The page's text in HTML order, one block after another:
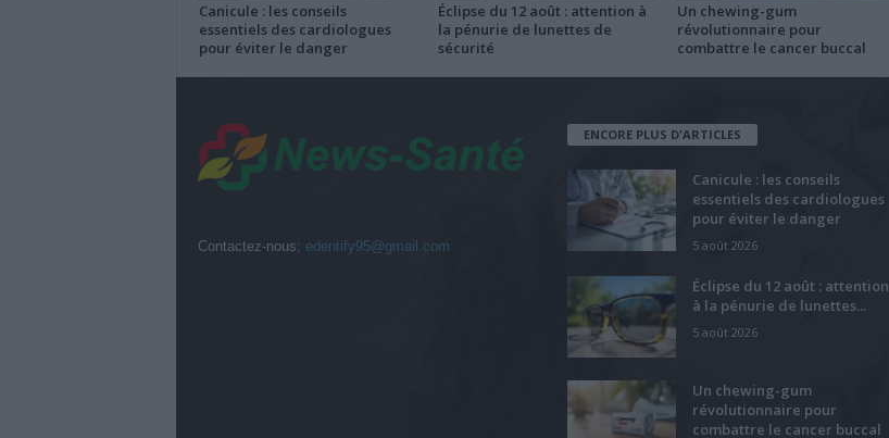
Canicule : les conseils
essentiels des cardiologues
pour éviter le danger
Éclipse du 12 août : attention à
la pénurie de lunettes de
sécurité
Un chewing-gum
révolutionnaire pour
combattre le cancer buccal
Contactez-nous: edentify95@gmail.com
ENCORE PLUS D'ARTICLES
Canicule : les conseils
essentiels des cardiologues
pour éviter le danger
5 août 2026
Éclipse du 12 août : attention
à la pénurie de lunettes...
5 août 2026
Un chewing-gum
révolutionnaire pour
combattre le cancer buccal